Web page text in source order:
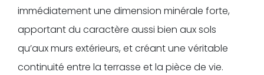
immédiatement une dimension minérale forte,
apportant du caractère aussi bien aux sols
qu’aux murs extérieurs, et créant une véritable
continuité entre la terrasse et la pièce de vie.